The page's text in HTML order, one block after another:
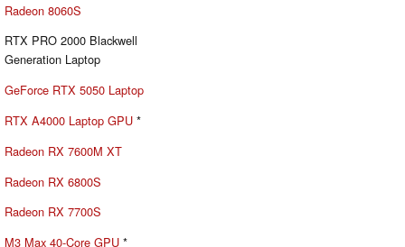
Radeon 8060S
RTX PRO 2000 Blackwell
Generation Laptop
GeForce RTX 5050 Laptop
RTX A4000 Laptop GPU *
Radeon RX 7600M XT
Radeon RX 6800S
Radeon RX 7700S
M3 Max 40-Core GPU *